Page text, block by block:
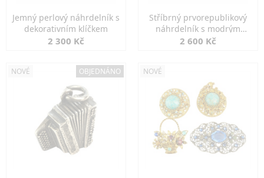
Jemný perlový náhrdelník s
dekorativním klíčkem
2 300 Kč
Stříbrný prvorepublikový
náhrdelník s modrým
spinelem
2 600 Kč
NOVÉ OBJEDNÁNO NOVÉ